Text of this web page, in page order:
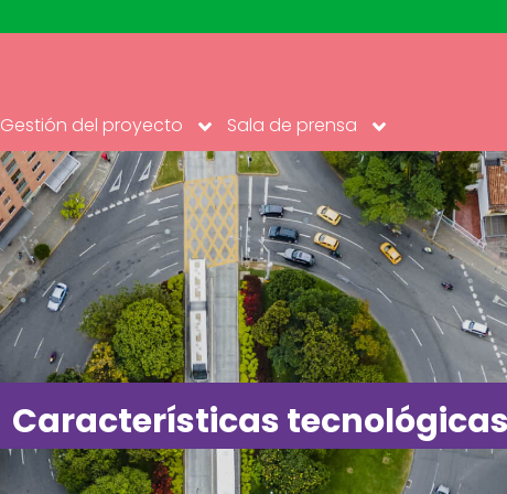
Gestión del proyecto Sala de prensa
Características